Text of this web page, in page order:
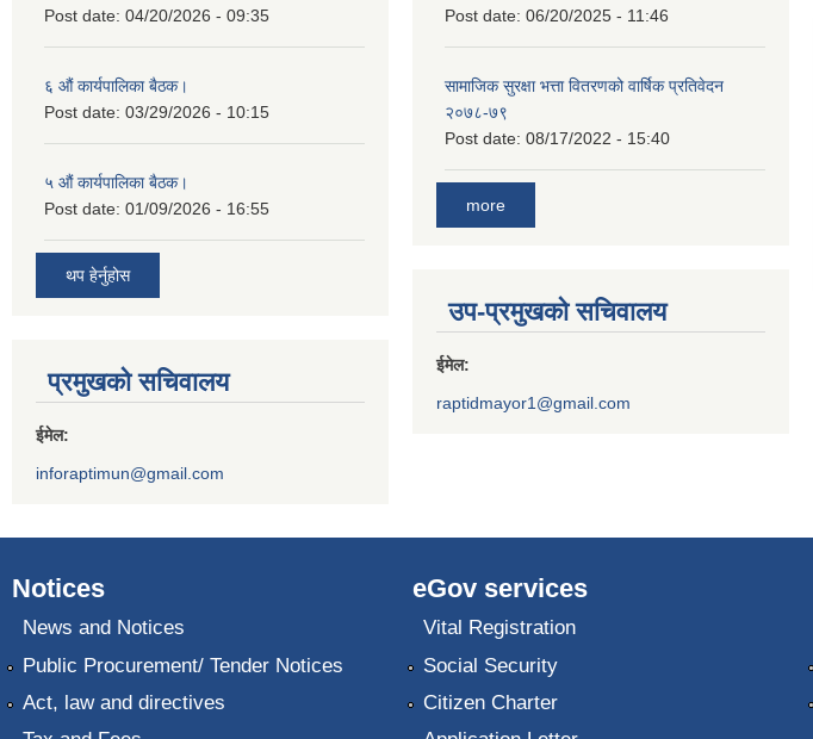
Post date: 04/20/2026 - 09:35
६ औं कार्यपालिका बैठक।
Post date: 03/29/2026 - 10:15
५ औं कार्यपालिका बैठक।
Post date: 01/09/2026 - 16:55
थप हेर्नुहोस
प्रमुखको सचिवालय
ईमेल:
inforaptimun@gmail.com
Post date: 06/20/2025 - 11:46
सामाजिक सुरक्षा भत्ता वितरणको वार्षिक प्रतिवेदन
२०७८-७९
Post date: 08/17/2022 - 15:40
more
उप-प्रमुखको सचिवालय
ईमेल:
raptidmayor1@gmail.com
Notices
News and Notices
Public Procurement/ Tender Notices
Act, law and directives
eGov services
Vital Registration
Social Security
Citizen Charter